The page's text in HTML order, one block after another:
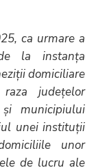
ca urmare a
la instanța
domiciliare
județelor
și municipiului
unei instituții
unor
de lucru ale